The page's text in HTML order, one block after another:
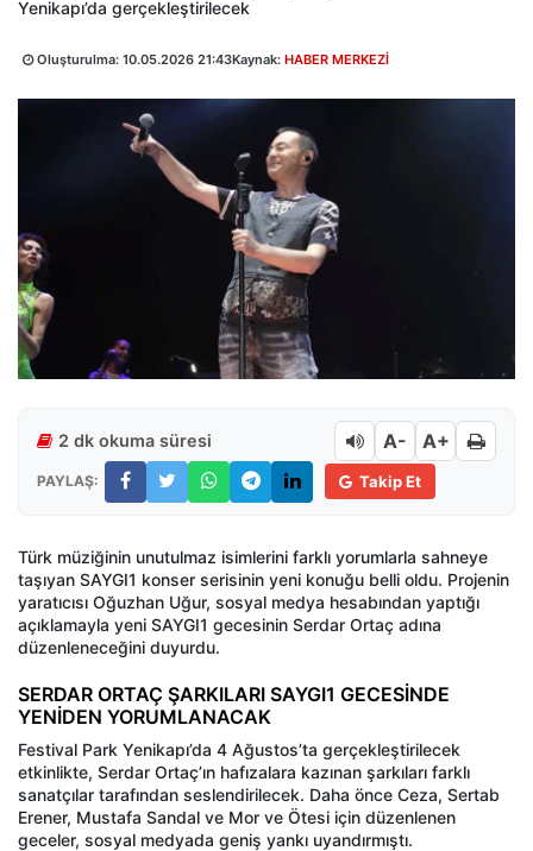
Yenikapı’da gerçekleştirilecek
Oluşturulma: 10.05.2026 21:43Kaynak: HABER MERKEZİ
2 dk okuma süresi A- A+
PAYLAŞ: Takip Et
Türk müziğinin unutulmaz isimlerini farklı yorumlarla sahneye
taşıyan SAYGI1 konser serisinin yeni konuğu belli oldu. Projenin
yaratıcısı Oğuzhan Uğur, sosyal medya hesabından yaptığı
açıklamayla yeni SAYGI1 gecesinin Serdar Ortaç adına
düzenleneceğini duyurdu.
SERDAR ORTAÇ ŞARKILARI SAYGI1 GECESİNDE
YENİDEN YORUMLANACAK
Festival Park Yenikapı’da 4 Ağustos’ta gerçekleştirilecek
etkinlikte, Serdar Ortaç’ın hafızalara kazınan şarkıları farklı
sanatçılar tarafından seslendirilecek. Daha önce Ceza, Sertab
Erener, Mustafa Sandal ve Mor ve Ötesi için düzenlenen
geceler, sosyal medyada geniş yankı uyandırmıştı.